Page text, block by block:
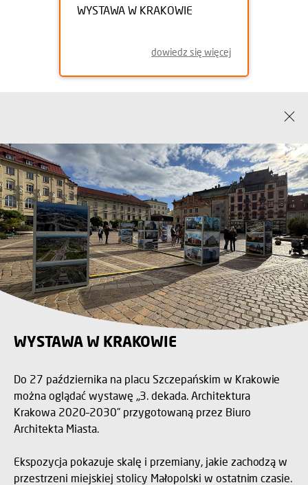
WYSTAWA W KRAKOWIE
dowiedz się więcej
WYSTAWA W KRAKOWIE
Do 27 października na placu Szczepańskim w Krakowie
można oglądać wystawę „3. dekada. Architektura
Krakowa 2020–2030” przygotowaną przez Biuro
Architekta Miasta.
Ekspozycja pokazuje skalę i przemiany, jakie zachodzą w
przestrzeni miejskiej stolicy Małopolski w ostatnim czasie.